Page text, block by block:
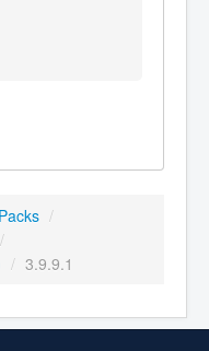
/
/
/ 3.9.9.1